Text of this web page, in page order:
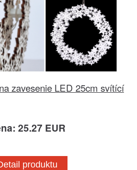
zavesenie LED 25cm svítící
25.27 EUR
produktu